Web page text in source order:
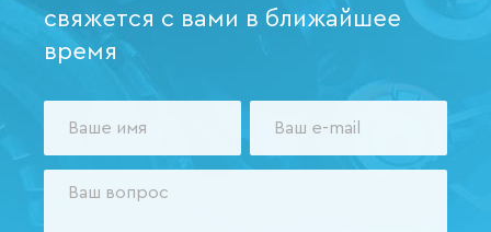
свяжется с вами в ближайшее
время